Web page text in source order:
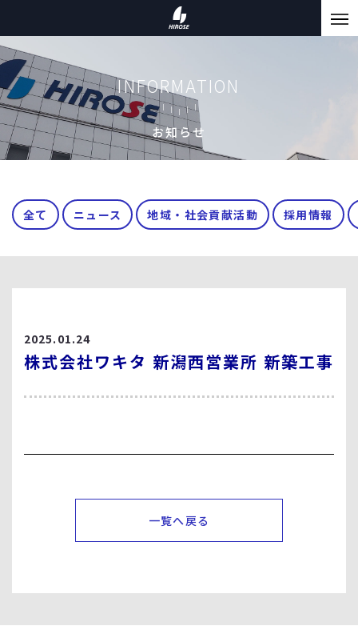
INFORMATION
お知らせ
全て ニュース 地域・社会貢献活動 採用情報
2025.01.24
株式会社ワキタ 新潟西営業所 新築工事
一覧へ戻る